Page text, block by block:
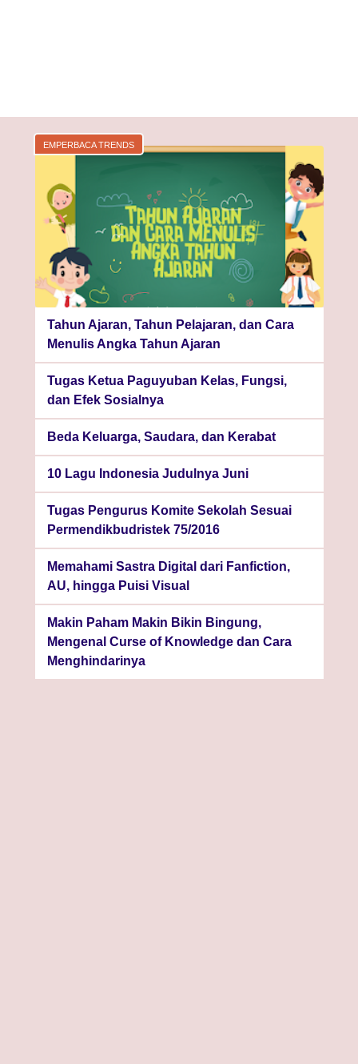
EMPERBACA TRENDS
Tahun Ajaran, Tahun Pelajaran, dan Cara
Menulis Angka Tahun Ajaran
Tugas Ketua Paguyuban Kelas, Fungsi,
dan Efek Sosialnya
Beda Keluarga, Saudara, dan Kerabat
10 Lagu Indonesia Judulnya Juni
Tugas Pengurus Komite Sekolah Sesuai
Permendikbudristek 75/2016
Memahami Sastra Digital dari Fanfiction,
AU, hingga Puisi Visual
Makin Paham Makin Bikin Bingung,
Mengenal Curse of Knowledge dan Cara
Menghindarinya